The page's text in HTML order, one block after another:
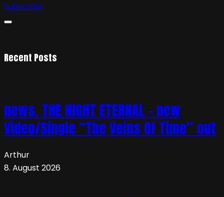
Subscribe
Recent Posts
news. THE NIGHT ETERNAL – new
Video/Single “The Veins Of Time” out
Arthur
8. August 2026